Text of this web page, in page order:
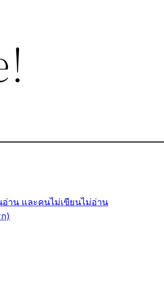
าน และคนไม่เขียนไม่อ่าน
)